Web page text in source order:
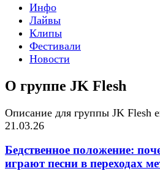
Инфо
Лайвы
Клипы
Фестивали
Новости
О группе JK Flesh
Описание для группы JK Flesh
21.03.26
Бедственное положение:
играют песни в переходах